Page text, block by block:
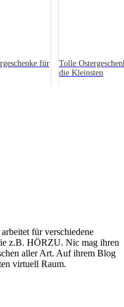
für
Tolle
die Kleinsten
für verschiedene
z.B. HÖRZU. Nic mag ihren
aller Art. Auf ihrem Blog
virtuell Raum.